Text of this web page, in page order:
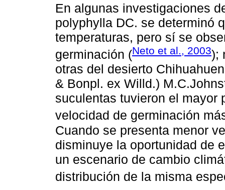
En algunas investigaciones
polyphylla DC. se determinó
temperaturas, pero sí se
germinación (Neto et al., 2003);
otras del desierto
& Bonpl. ex Willd.)
suculentas tuvieron el mayor
velocidad de germinación
Cuando se presenta menor
disminuye la oportunidad de
un escenario de cambio
distribución de la misma